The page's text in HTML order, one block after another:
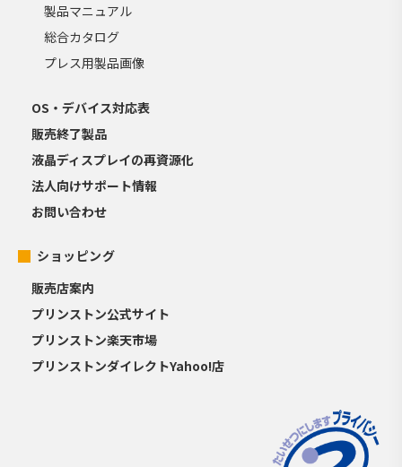
製品マニュアル
総合カタログ
プレス用製品画像
OS・デバイス対応表
販売終了製品
液晶ディスプレイの再資源化
法人向けサポート情報
お問い合わせ
ショッピング
販売店案内
プリンストン公式サイト
プリンストン楽天市場
プリンストンダイレクトYahoo!店